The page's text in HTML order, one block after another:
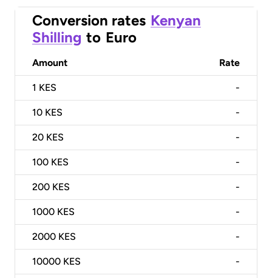
Conversion rates Kenyan
Shilling to Euro
Amount Rate
1 KES -
10 KES -
20 KES -
100 KES -
200 KES -
1000 KES -
2000 KES -
10000 KES -